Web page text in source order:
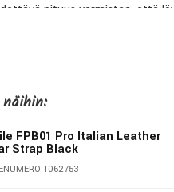
pituus varmistaa, että
FPB01 Pro Italian Leather
Strap Black
1062753